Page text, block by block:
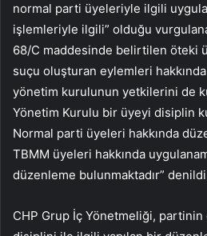
normal parti üyeleriyle ilgili
işlemleriyle ilgili” olduğu
68/C maddesinde belirtilen öteki
suçu oluşturan eylemleri
yönetim kurulunun yetkilerini de
Yönetim Kurulu bir üyeyi disiplin
Normal parti üyeleri hakkında
TBMM üyeleri hakkında
düzenleme bulunmaktadır”
CHP Grup İç Yönetmeliği, partinin